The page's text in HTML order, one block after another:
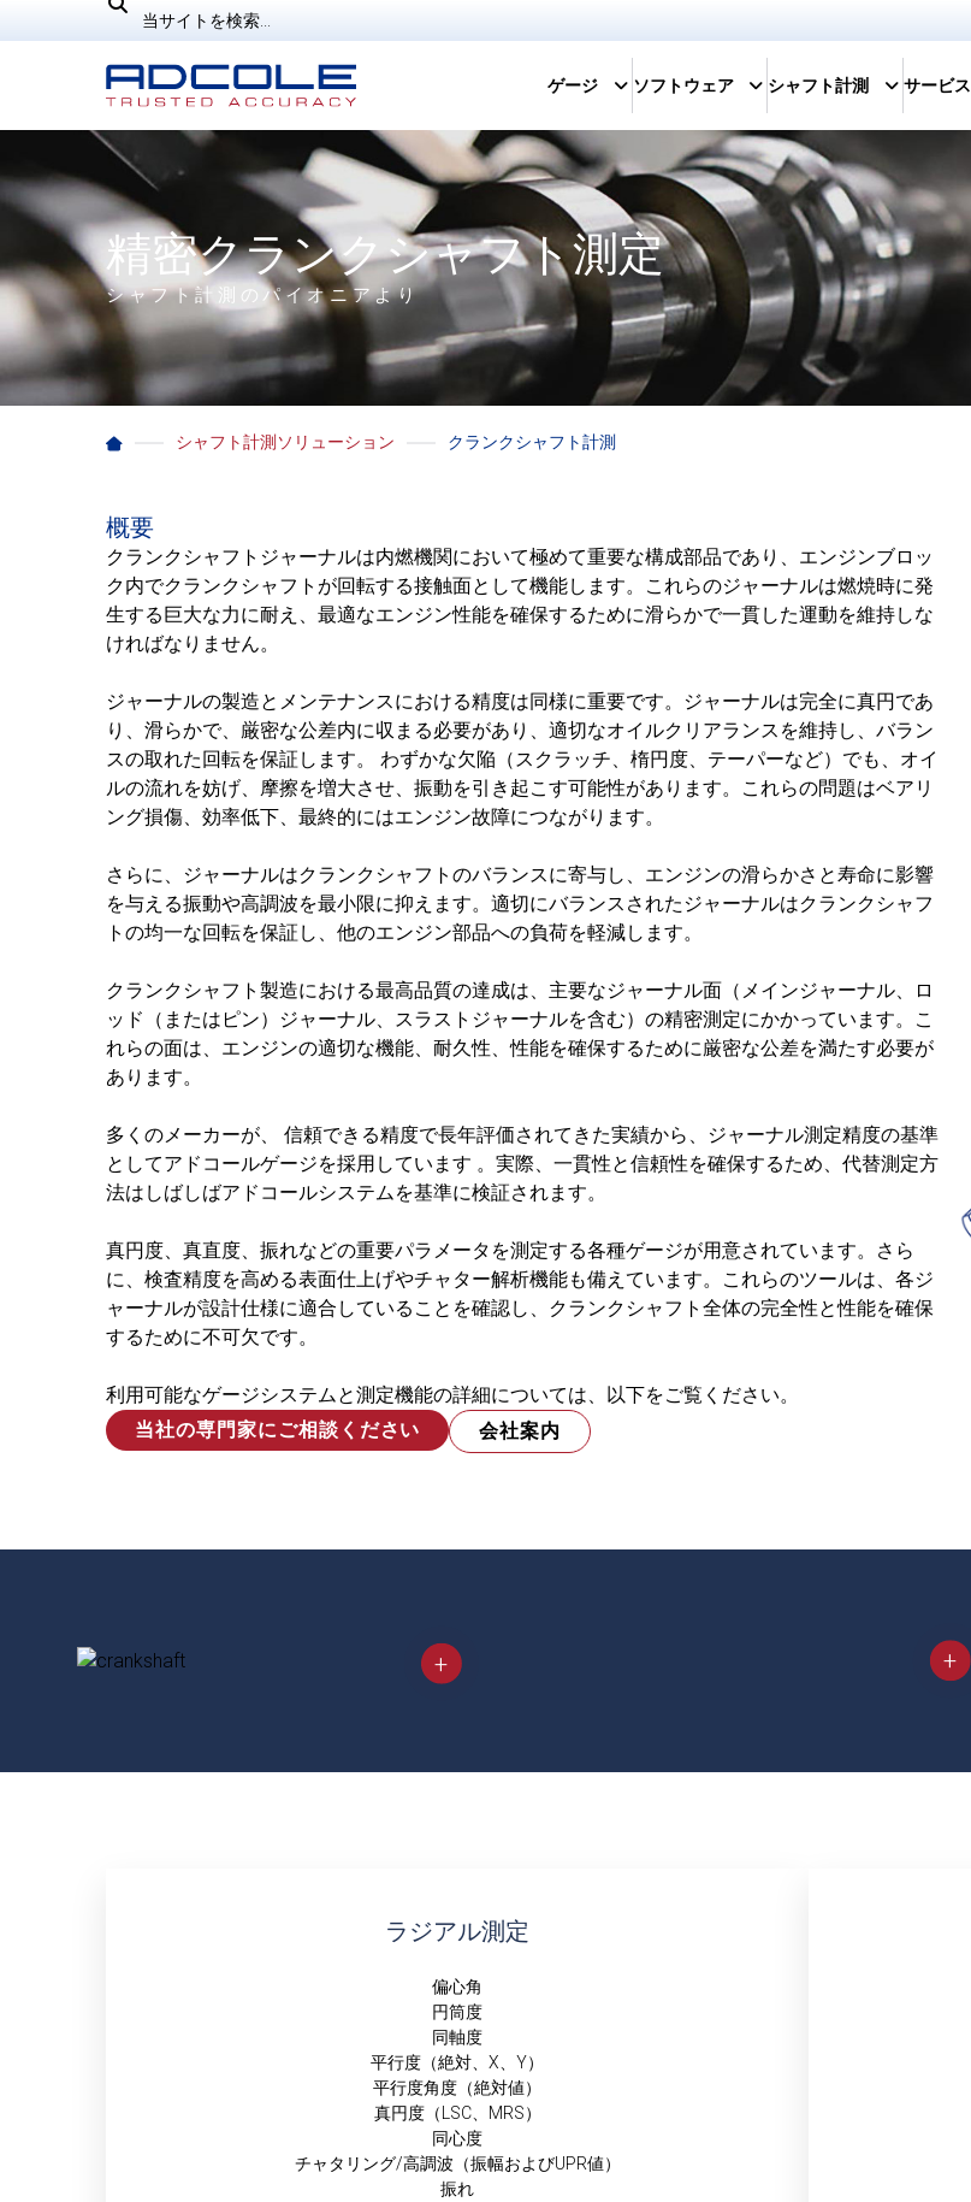
to
検
索
ゲージ ソフトウェア シャフト計測 サービス
精密クランクシャフト測定
シャフト計測のパイオニアより
シャフト計測ソリューション クランクシャフト計測
概要
クランクシャフトジャーナルは内燃機関において極めて重要な構成部品であり、エンジンブロッ
ク内でクランクシャフトが回転する接触面として機能します。これらのジャーナルは燃焼時に発
生する巨大な力に耐え、最適なエンジン性能を確保するために滑らかで一貫した運動を維持しな
ければなりません。
ジャーナルの製造とメンテナンスにおける精度は同様に重要です。ジャーナルは完全に真円であ
り、滑らかで、厳密な公差内に収まる必要があり、適切なオイルクリアランスを維持し、バラン
スの取れた回転を保証します。 わずかな欠陥（スクラッチ、楕円度、テーパーなど）でも、オイ
ルの流れを妨げ、摩擦を増大させ、振動を引き起こす可能性があります。これらの問題はベアリ
ング損傷、効率低下、最終的にはエンジン故障につながります。
さらに、ジャーナルはクランクシャフトのバランスに寄与し、エンジンの滑らかさと寿命に影響
を与える振動や高調波を最小限に抑えます。適切にバランスされたジャーナルはクランクシャフ
トの均一な回転を保証し、他のエンジン部品への負荷を軽減します。
クランクシャフト製造における最高品質の達成は、主要なジャーナル面（メインジャーナル、ロ
ッド（またはピン）ジャーナル、スラストジャーナルを含む）の精密測定にかかっています。こ
れらの面は、エンジンの適切な機能、耐久性、性能を確保するために厳密な公差を満たす必要が
あります。
多くのメーカーが、 信頼できる精度で長年評価されてきた実績から、ジャーナル測定精度の基準
としてアドコールゲージを採用しています 。実際、一貫性と信頼性を確保するため、代替測定方
法はしばしばアドコールシステムを基準に検証されます。
真円度、真直度、振れなどの重要パラメータを測定する各種ゲージが用意されています。さら
に、検査精度を高める表面仕上げやチャター解析機能も備えています。これらのツールは、各ジ
ャーナルが設計仕様に適合していることを確認し、クランクシャフト全体の完全性と性能を確保
するために不可欠です。
利用可能なゲージシステムと測定機能の詳細については、以下をご覧ください。
当社の専門家にご相談ください
会社案内
ラジアル測定
偏心角
円筒度
同軸度
平行度（絶対、X、Y）
平行度角度（絶対値）
真円度（LSC、MRS）
同心度
チャタリング/高調波（振幅およびUPR値）
振れ